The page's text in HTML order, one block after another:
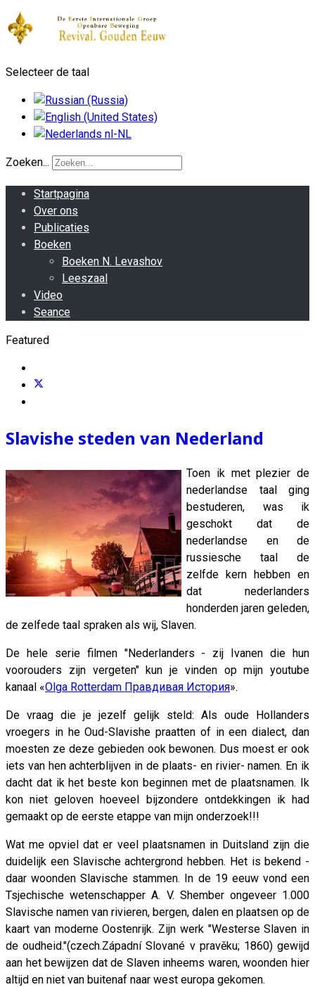
Selecteer de taal
Zoeken...
Startpagina
Over ons
Publicaties
Boeken
Boeken N. Levashov
Leeszaal
Video
Seance
Featured
Slavishe steden van Nederland
Toen ik met plezier de
nederlandse taal ging
bestuderen, was ik
geschokt dat de
nederlandse en de
russiesche taal de
zelfde kern hebben en
dat nederlanders
honderden jaren geleden,
de zelfede taal spraken als wij, Slaven.
De hele serie filmen "Nederlanders - zij Ivanen die hun
voorouders zijn vergeten" kun je vinden op mijn youtube
kanaal «Olga Rotterdam Правдивая История».
De vraag die je jezelf gelijk steld: Als oude Hollanders
vroegers in he Oud-Slavishe praatten of in een dialect, dan
moesten ze deze gebieden ook bewonen. Dus moest er ook
iets van hen achterblijven in de plaats- en rivier- namen. En ik
dacht dat ik het beste kon beginnen met de plaatsnamen. Ik
kon niet geloven hoeveel bijzondere ontdekkingen ik had
gemaakt op de eerste etappe van mijn onderzoek!!!
Wat me opviel dat er veel plaatsnamen in Duitsland zijn die
duidelijk een Slavische achtergrond hebben. Het is bekend -
daar woonden Slavische stammen. In de 19 eeuw vond een
Tsjechische wetenschapper A. V. Shember ongeveer 1.000
Slavische namen van rivieren, bergen, dalen en plaatsen op de
kaart van moderne Oostenrijk. Zijn werk "Westerse Slaven in
de oudheid."(czech.Západní Slované v pravěku; 1860) gewijd
aan het bewijzen dat de Slaven inheems waren, woonden hier
altijd en niet van buitenaf naar west europa gekomen.